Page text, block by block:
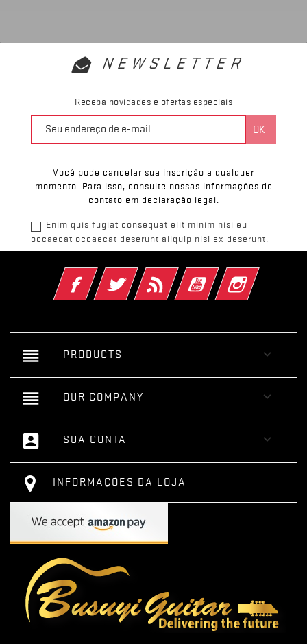
NEWSLETTER
Receba novidades e ofertas especiais
Você pode cancelar sua inscrição a qualquer
momento. Para isso, consulte nossas informações de
contato em declaração legal.
Enim quis fugiat consequat elit minim nisi eu
occaecat occaecat deserunt aliquip nisi ex deserunt.
FacebookTwitter Rss YouTube Instagram
reorder PRODUCTS 
reorder OUR COMPANY 
account_box SUA CONTA 
INFORMAÇÕES DA LOJA